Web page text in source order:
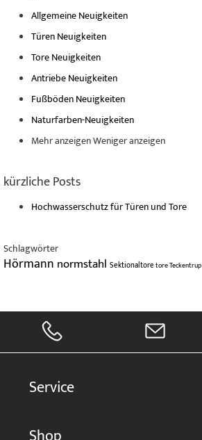
Allgemeine Neuigkeiten
Türen Neuigkeiten
Tore Neuigkeiten
Antriebe Neuigkeiten
Fußböden Neuigkeiten
Naturfarben-Neuigkeiten
Mehr anzeigenWeniger anzeigen
kürzliche Posts
Hochwasserschutz für Türen und Tore
Schlagwörter
Hörmann normstahl SektionaltoretoreTeckentrup
Service